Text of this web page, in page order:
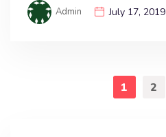
Admin July 17, 2019
1 2